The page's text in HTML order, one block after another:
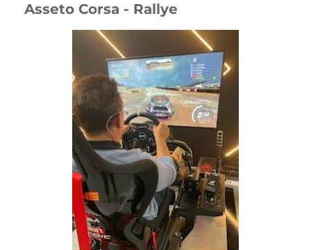
Asseto Corsa - Rallye